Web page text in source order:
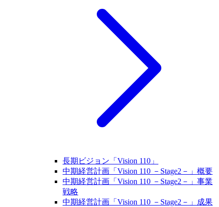
長期ビジョン「Vision 110」
中期経営計画「Vision 110 －Stage2－」概要
中期経営計画「Vision 110 －Stage2－」事業
戦略
中期経営計画「Vision 110 －Stage2－」成果